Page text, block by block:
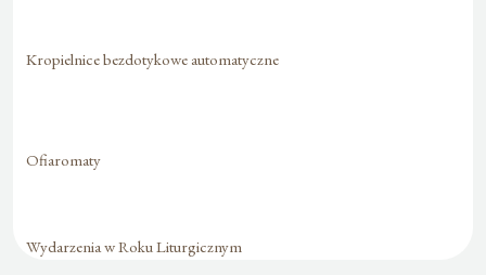
Kropielnice bezdotykowe automatyczne
Ofiaromaty
Wydarzenia w Roku Liturgicznym